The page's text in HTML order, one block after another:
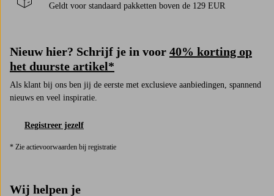
Geldt voor standaard pakketten boven de 129 EUR
Nieuw hier? Schrijf je in voor 40% korting op
het duurste artikel*
Als klant bij ons ben jij de eerste met exclusieve aanbiedingen, spannend
nieuws en veel inspiratie.
Registreer jezelf
* Zie actievoorwaarden bij registratie
Wij helpen je